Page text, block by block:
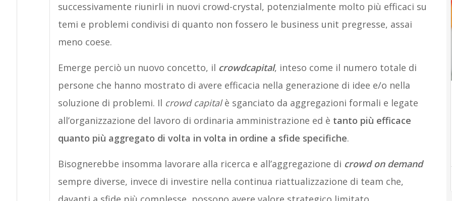
successivamente riunirli in nuovi crowd-crystal, potenzialmente molto più efficaci su
temi e problemi condivisi di quanto non fossero le business unit pregresse, assai
meno coese.
Emerge perciò un nuovo concetto, il crowdcapital, inteso come il numero totale di
persone che hanno mostrato di avere efficacia nella generazione di idee e/o nella
soluzione di problemi. Il crowd capitalè sganciato da aggregazioni formali e legate
all’organizzazione del lavoro di ordinaria amministrazione ed è tanto più efficace
quanto più aggregato di volta in volta in ordine a sfide specifiche.
Bisognerebbe insomma lavorare alla ricerca e all’aggregazione di crowd on demand
sempre diverse, invece di investire nella continua riattualizzazione di team che,